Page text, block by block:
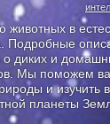
в
Подробные
о диких и
Мы поможем
и изучить
планеты